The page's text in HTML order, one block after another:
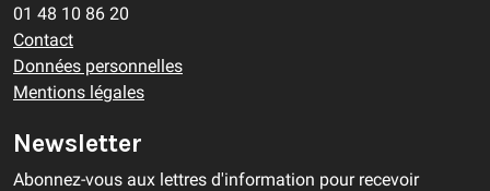
01 48 10 86 20
Contact
Données personnelles
Mentions légales
Newsletter
Abonnez-vous aux lettres d'information pour recevoir